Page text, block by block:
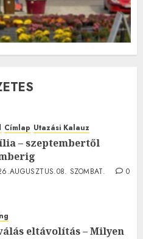
Címlap Utazási Kalauz
– szeptembertől
SZOMBAT.
0
eltávolítás – Milyen